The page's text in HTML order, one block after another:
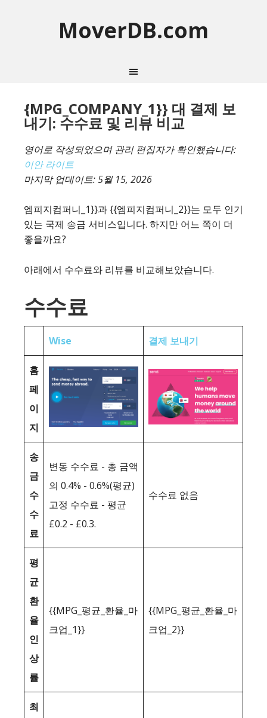
MoverDB.com
{MPG_COMPANY_1}} 대 결제 보
내기: 수수료 및 리뷰 비교
영어로 작성되었으며 관리 편집자가 확인했습니다:
이안 라이트
마지막 업데이트:5월 15, 2026
엠피지컴퍼니_1}}과 {{엠피지컴퍼니_2}}는 모두 인기
있는 국제 송금 서비스입니다. 하지만 어느 쪽이 더
좋을까요?
아래에서 수수료와 리뷰를 비교해보았습니다.
수수료
Wise 결제 보내기
홈
페
이
지
송
금
수
수
료
변동 수수료 - 총 금액
의 0.4% - 0.6%(평균)
고정 수수료 - 평균
£0.2 - £0.3.
수수료 없음
평
균
환
율
인
상
률
{{MPG_평균_환율_마
크업_1}}
{{MPG_평균_환율_마
크업_2}}
최